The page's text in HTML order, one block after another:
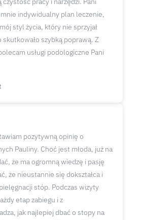
mnie indywidualny plan leczenie,
styl życia, który nie sprzyjał
szybką poprawą. Z
usługi podologiczne Pani
pozytywną opinię o
Pauliny. Choć jest młoda, już na
że ma ogromną wiedzę i pasję
że nieustannie się dokształca i
stóp. Podczas wizyty
etap zabiegu i z
jak najlepiej dbać o stopy na